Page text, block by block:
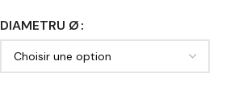
DIAMETRU Ø